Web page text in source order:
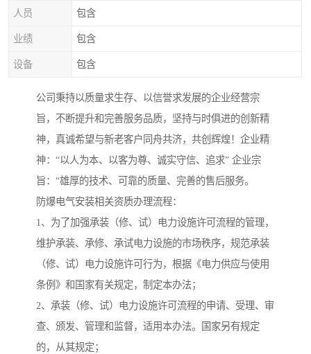
人员 包含
业绩 包含
设备 包含
公司秉持以质量求生存、以信誉求发展的企业经营宗
旨，不断提升和完善服务品质，坚持与时俱进的创新精
神，真诚希望与新老客户同舟共济，共创辉煌！企业精
神：“以人为本、以客为尊、诚实守信、追求” 企业宗
旨：“雄厚的技术、可靠的质量、完善的售后服务。
防爆电气安装相关资质办理流程：
1、为了加强承装（修、试）电力设施许可流程的管理，
维护承装、承修、承试电力设施的市场秩序，规范承装
（修、试）电力设施许可行为，根据《电力供应与使用
条例》和国家有关规定，制定本办法；
2、承装（修、试）电力设施许可流程的申请、受理、审
查、颁发、管理和监督，适用本办法。国家另有规定
的，从其规定；